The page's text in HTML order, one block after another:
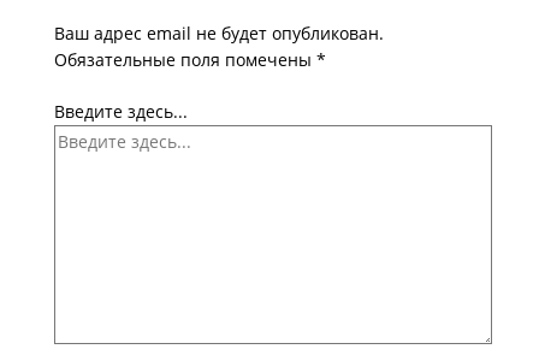
Ваш адрес email не будет опубликован.
Обязательные поля помечены *
Введите здесь...